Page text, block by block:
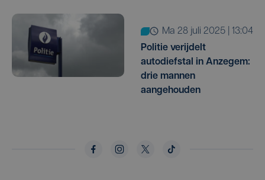
ma 28 juli 2025 | 13:04
Politie verijdelt
autodiefstal in Anzegem:
drie mannen
aangehouden